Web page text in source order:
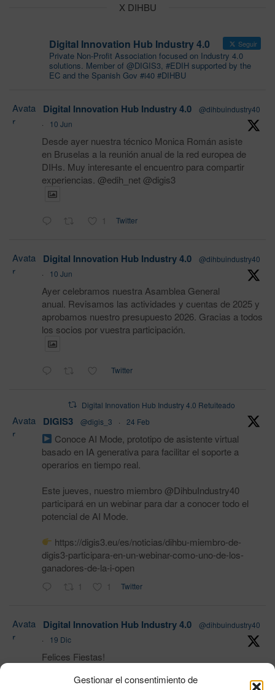
Gestionar el consentimiento de
X DIHBU
Digital Innovation Hub Industry 4.0 Seguir
Private Non-Profit Association focused on Industry 4.0
solutions. Member of @DIGIS3, #EDIH supported by the
EC and the Spanish Gov #i40 #DIHBU
Avata
r
Digital Innovation Hub Industry 4.0
@dihbuindustry40
·
10 Jun
Desde ayer nuestra técnico Monica Román asiste
en Bruselas a la reunión anual de la red europea de
DIHs. Muy interesante el encuentro para compartir
experiencias. @edih_net @digis3
1 Twitter
Avata
r
Digital Innovation Hub Industry 4.0
@dihbuindustry40
·
10 Jun
Ayer celebramos nuestra Asamblea General
anual. Revisamos las actividades y cuentas de 2025 y
aprobamos nuestro presupuesto 2026. Gracias a todos
los socios por vuestra participación.
Twitter
Digital Innovation Hub Industry 4.0 Retuiteado
Avata
r
DIGIS3 @digis_3 · 24 Feb
Conoce AI Mode, prototipo de asistente virtual
basado en IA generativa para facilitar el soporte a
operarios en tiempo real.
Este jueves, nuestro miembro @DihbuIndustry40
participará en un webinar para dar a conocer todo el
potencial de AI Mode.
https://digis3.eu/es/noticias/dihbu-miembro-de-
digis3-participara-en-un-webinar-como-uno-de-los-
ganadores-de-la-i-open
1 1 Twitter
Avata
r
Digital Innovation Hub Industry 4.0
@dihbuindustry40
·
19 Dic
Felices Fiestas!